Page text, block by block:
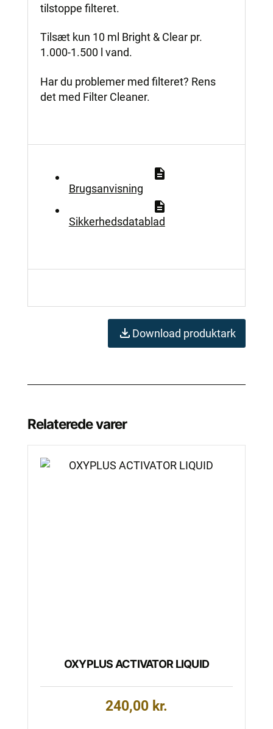
tilstoppe filteret.
Tilsæt kun 10 ml Bright & Clear pr.
1.000-1.500 l vand.
Har du problemer med filteret? Rens
det med Filter Cleaner.
Brugsanvisning
Sikkerhedsdatablad
Download produktark
Relaterede varer
OXYPLUS ACTIVATOR LIQUID
240,00 kr.